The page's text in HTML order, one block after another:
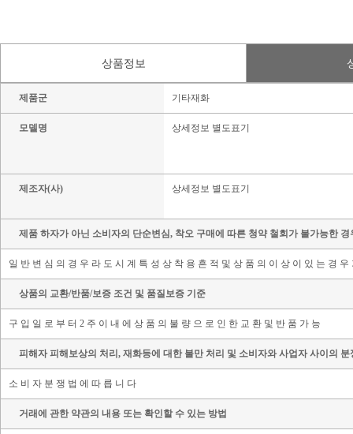
상품정보
제품군 기타재화
모델명 상세정보 별도표기
제조자(사) 상세정보 별도표기
제품 하자가 아닌 소비자의 단순변심, 착오 구매에 따른 청약 철회가 불가능한
일 반 변 심 의 경 우 라 도 시 계 특 성 상 착 용 흔 적 및 상 품 의 이 상 이 있 는 경 우
상품의 교환/반품/보증 조건 및 품질보증 기준
구 입 일 로 부 터 2 주 이 내 에 상 품 의 불 량 으 로 인 한 교 환 및 반 품 가 능
피해자 피해보상의 처리, 재화등에 대한 불만 처리 및 소비자와 사업자 사이의
소 비 자 분 쟁 법 에 따 릅 니 다
거래에 관한 약관의 내용 또는 확인할 수 있는 방법